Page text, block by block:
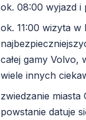
ok. 08:00 wyjazd i
ok. 11:00 wizyta
całej gamy
wiele innych
zwiedzanie
powstanie datuje